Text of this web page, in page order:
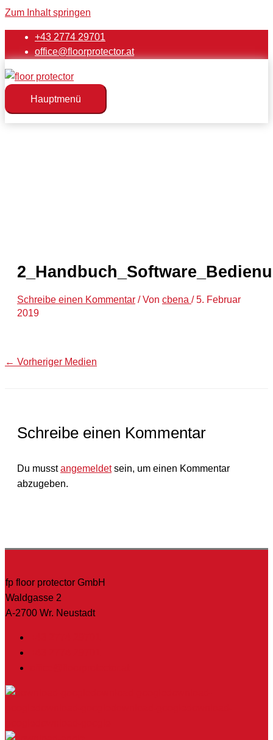
Zum Inhalt springen
+43 2774 29701
office@floorprotector.at
Hauptmenü
Schreibe einen Kommentar / Von cbena /5. Februar
2019
← Vorheriger Medien
Schreibe einen Kommentar
Du musstangemeldetsein, um einen Kommentar
abzugeben.
fp floor protector GmbH
Waldgasse 2
A-2700 Wr. Neustadt